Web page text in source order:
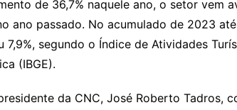
de 36,7% naquele ano, o setor vem
ano passado. No acumulado de 2023
7,9%, segundo o Índice de Atividades
(IBGE).
da CNC, José Roberto Tadros,